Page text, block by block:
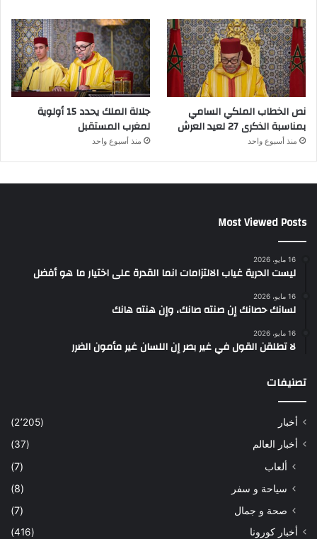
نص الخطاب الملكي السامي
بمناسبة الذكرى 27 لعيد العرش
منذ أسبوع واحد
جلالة الملك يحدد 15 أولوية
لمغرب المستقبل
منذ أسبوع واحد
Most Viewed Posts
16 مايو، 2026
ليست الحرية غياب الالتزامات انما القدرة على اختيار ما هو أفضل
16 مايو، 2026
لسانك حصانك إن صنته صانك، وإن هنته هانك
16 مايو، 2026
لا تطلقن القول في غير بصر إن اللسان غير مأمون الضرر
تصنيفات
أخبار
(2٬205)
أخبار العالم
(37)
ألعاب
(7)
سياحة و سفر
(8)
صحة و جمال
(7)
أخبار كورونا
(416)